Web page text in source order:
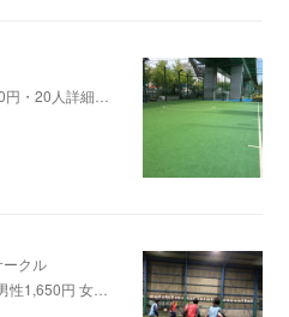
・20人詳細…
ークル
性1,650円 女…